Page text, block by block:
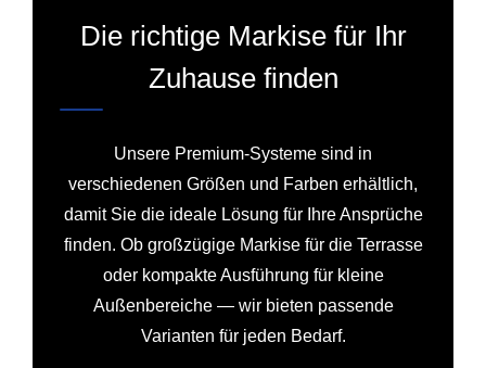
Die richtige Markise für Ihr
Zuhause finden
Unsere Premium-Systeme sind in
verschiedenen Größen und Farben erhältlich,
damit Sie die ideale Lösung für Ihre Ansprüche
finden. Ob großzügige Markise für die Terrasse
oder kompakte Ausführung für kleine
Außenbereiche — wir bieten passende
Varianten für jeden Bedarf.